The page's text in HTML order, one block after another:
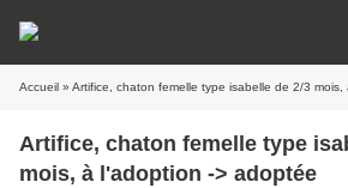
Accueil » Artifice, chaton femelle type isabelle de 2/3
Artifice, chaton femelle type
mois, à l'adoption -> adoptée